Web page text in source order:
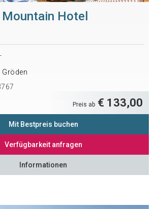
Hotel
Gröden
Preis ab € 133,00
Mit Bestpreis buchen
Verfügbarkeit anfragen
Informationen